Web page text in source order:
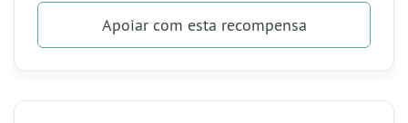
Apoiarcom esta recompensa